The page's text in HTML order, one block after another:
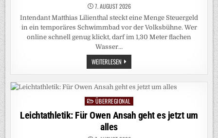
7. AUGUST 2026
Intendant Matthias Lilienthal steckt eine Menge Steuergeld
in ein temporäres Schwimmbad vor der Volksbühne. Wer
online schnell genug klickt, darf im 1,30 Meter flachen
Wasser…
WEITERLESEN SCHWIMMBAD
IN
MITTE:
300.000-
EURO-
PLANSCHBECKEN
FÜR
DIE
BERLINER
VOLKSBÜHNE
PostedÜBERREGIONAL
Leichtathletik: Für Owen Ansah geht es jetzt um
alles